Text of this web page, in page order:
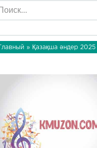
Главный » Қазақша әндер 2025